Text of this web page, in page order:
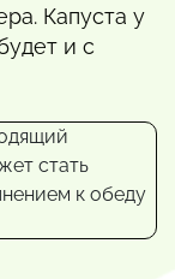
Капуста у
и с